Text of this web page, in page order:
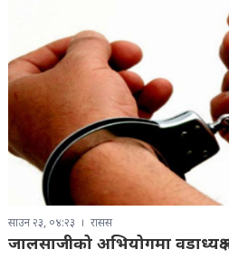
साउन २३, ०४:२३ रासस
जालसाजीको अभियोगमा वडाध्यक्ष